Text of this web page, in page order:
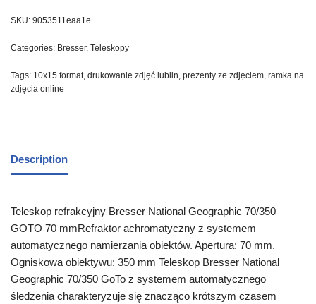
SKU: 9053511eaa1e
Categories: Bresser, Teleskopy
Tags: 10x15 format, drukowanie zdjęć lublin, prezenty ze zdjęciem, ramka na
zdjęcia online
Description
Teleskop refrakcyjny Bresser National Geographic 70/350
GOTO 70 mmRefraktor achromatyczny z systemem
automatycznego namierzania obiektów. Apertura: 70 mm.
Ogniskowa obiektywu: 350 mm Teleskop Bresser National
Geographic 70/350 GoTo z systemem automatycznego
śledzenia charakteryzuje się znacząco krótszym czasem